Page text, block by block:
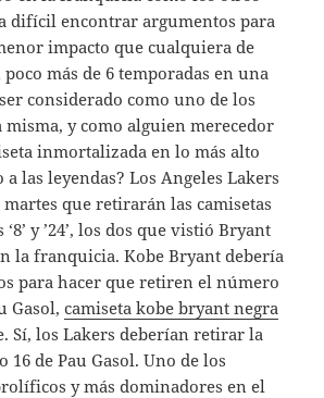
difícil encontrar argumentos para
impacto que cualquiera de
más de 6 temporadas en una
considerado como uno de los
misma, y como alguien merecedor
inmortalizada en lo más alto
las leyendas? Los Angeles Lakers
que retirarán las camisetas
y ’24’, los dos que vistió Bryant
la franquicia. Kobe Bryant debería
para hacer que retiren el número
Gasol,camiseta kobe bryant negra
Sí, los Lakers deberían retirar la
16 de Pau Gasol. Uno de los
y más dominadores en el